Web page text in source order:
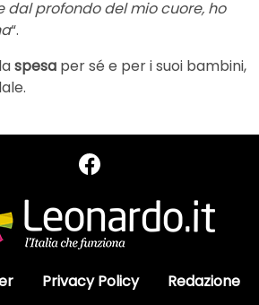
dal profondo del mio cuore, ho
“.
spesa per sé e per i suoi bambini,
Privacy Policy Redazione